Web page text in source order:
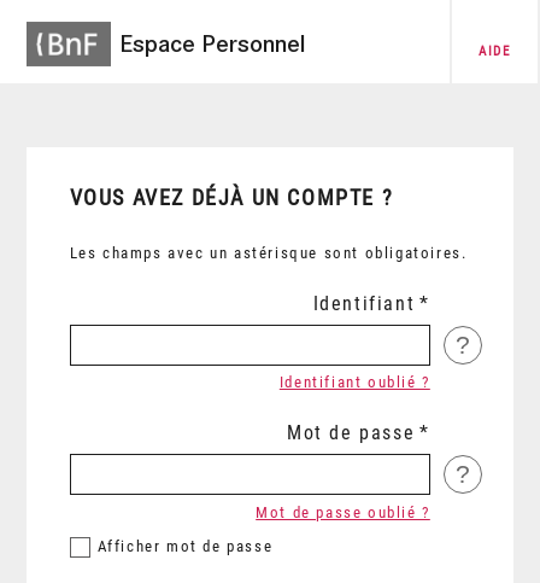
Espace Personnel AIDE
VOUS AVEZ DÉJÀ UN COMPTE ?
Les champs avec un astérisque sont obligatoires.
Identifiant
?
Identifiant oublié ?
Mot de passe
?
Afficher mot de passe
Mot de passe oublié ?